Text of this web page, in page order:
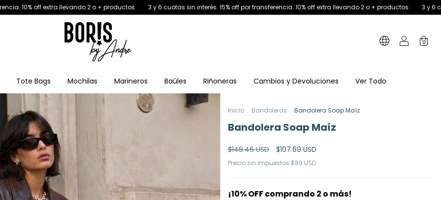
2 o + productos 3 y 6 cuotas sin interés. 15% off por transferencia. 10% off extra llevando 2 o + productos 3 y 6 cuotas sin interés. 15% off
0
Tote Bags Mochilas Marineros Baúles Riñoneras Cambios y Devoluciones Ver Todo
Inicio . Bandoleras . Bandolera Soap Maíz
Bandolera Soap Maíz
$148.46 USD $107.69 USD
Precio sin impuestos $89 USD
¡10% OFF comprando 2 o más!